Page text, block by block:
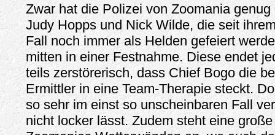
Zwar hat die Polizei von Zoomania genug
Judy Hopps und Nick Wilde, die seit
Fall noch immer als Helden gefeiert
mitten in einer Festnahme. Diese endet
teils zerstörerisch, dass Chief Bogo die
Ermittler in eine Team-Therapie steckt.
so sehr im einst so unscheinbaren Fall
nicht locker lässt. Zudem steht eine